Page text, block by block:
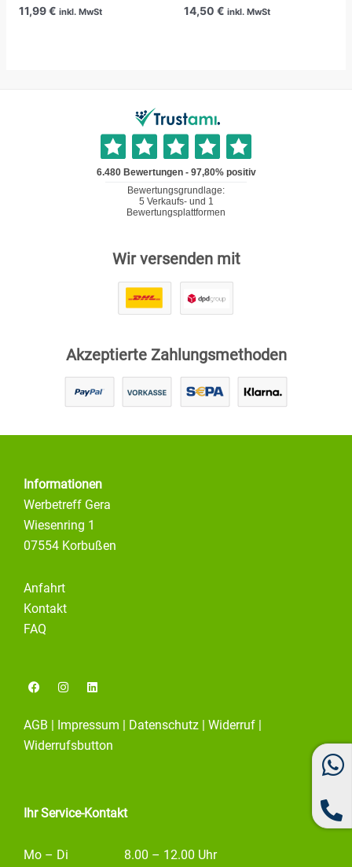
11,99€ inkl. MwSt 14,50 € inkl. MwSt
Wir versenden mit
Akzeptierte Zahlungsmethoden
Informationen
Werbetreff Gera
Wiesenring 1
07554 Korbußen
Anfahrt
Kontakt
FAQ
F
a
e
b
o
o
I
n
a
g
r
L
i
e
d
i
AGB Impressum Datenschutz Widerruf
Widerrufsbutton
Ihr Service-Kontakt
Mo – Di
8.00 – 12.00 Uhr